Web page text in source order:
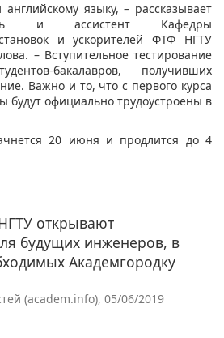
языку, – рассказывает
и ассистент Кафедры
и ускорителей ФТФ НГТУ
– Вступительное тестирование
бакалавров, получивших
Важно и то, что с первого курса
будут официально трудоустроены в
20 июня и продлится до 4
открывают
будущих инженеров, в
Академгородку
(academ.info), 05/06/2019